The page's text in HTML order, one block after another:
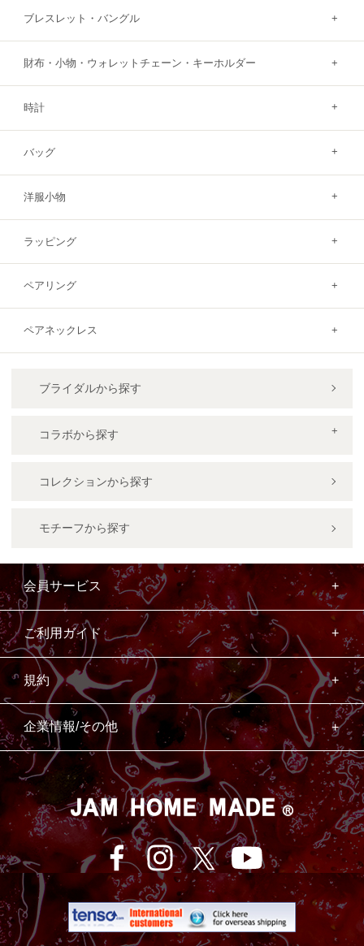
ブレスレット・バングル
財布・小物・ウォレットチェーン・キーホルダー
時計
バッグ
洋服小物
ラッピング
ペアリング
ペアネックレス
ブライダルから探す
コラボから探す
コレクションから探す
モチーフから探す
会員サービス
ご利用ガイド
規約
企業情報/その他